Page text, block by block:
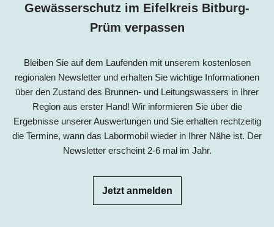
Gewässerschutz im Eifelkreis Bitburg-
Prüm verpassen
Bleiben Sie auf dem Laufenden mit unserem kostenlosen
regionalen Newsletter und erhalten Sie wichtige Informationen
über den Zustand des Brunnen- und Leitungswassers in Ihrer
Region aus erster Hand! Wir informieren Sie über die
Ergebnisse unserer Auswertungen und Sie erhalten rechtzeitig
die Termine, wann das Labormobil wieder in Ihrer Nähe ist. Der
Newsletter erscheint 2-6 mal im Jahr.
Jetzt anmelden